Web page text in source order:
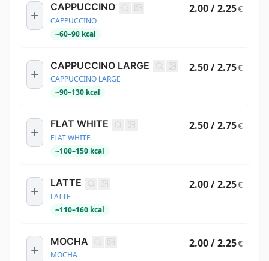
CAPPUCCINO
CAPPUCCINO
~60–90 kcal
2.00 / 2.25€
CAPPUCCINO LARGE
CAPPUCCINO LARGE
~90–130 kcal
2.50 / 2.75€
FLAT WHITE
FLAT WHITE
~100–150 kcal
2.50 / 2.75€
LATTE
LATTE
~110–160 kcal
2.00 / 2.25€
MOCHA
MOCHA
2.00 / 2.25€